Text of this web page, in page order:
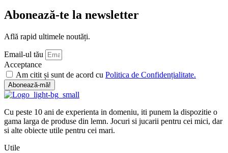
Abonează-te la newsletter
Află rapid ultimele noutăți.
Email-ul tău
Acceptance
Am citit și sunt de acord cu Politica de Confidențialitate.
Abonează-mă!
Cu peste 10 ani de experienta in domeniu, iti punem la dispozitie o
gama larga de produse din lemn. Jocuri si jucarii pentru cei mici, dar
si alte obiecte utile pentru cei mari.
Utile